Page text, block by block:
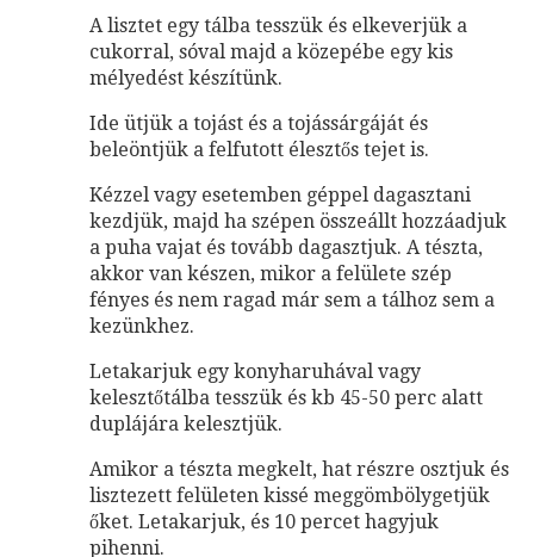
A lisztet egy tálba tesszük és elkeverjük a
cukorral, sóval majd a közepébe egy kis
mélyedést készítünk.
Ide ütjük a tojást és a tojássárgáját és
beleöntjük a felfutott élesztős tejet is.
Kézzel vagy esetemben géppel dagasztani
kezdjük, majd ha szépen összeállt hozzáadjuk
a puha vajat és tovább dagasztjuk. A tészta,
akkor van készen, mikor a felülete szép
fényes és nem ragad már sem a tálhoz sem a
kezünkhez.
Letakarjuk egy konyharuhával vagy
kelesztőtálba tesszük és kb 45-50 perc alatt
duplájára kelesztjük.
Amikor a tészta megkelt, hat részre osztjuk és
lisztezett felületen kissé meggömbölygetjük
őket. Letakarjuk, és 10 percet hagyjuk
pihenni.